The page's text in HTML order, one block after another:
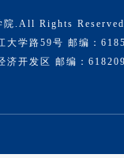
院.All Rights
大学路59号 邮编：
济开发区 邮编：